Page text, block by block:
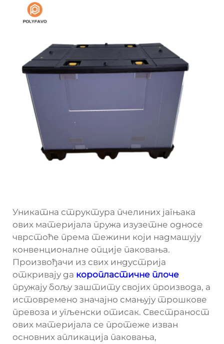
Уникатна структура пчелиних јагњака
ових материјала пружа изузетне односе
чврстоће према тежини који надмашују
конвенционалне опције паковања.
Произвођачи из свих индустрија
откривају да коропластичне плоче
пружају бољу заштиту својих производа, а
истовремено значајно смањују трошкове
превоза и угљенски отисак. Свестраност
ових материјала се протеже изван
основних апликација паковања,